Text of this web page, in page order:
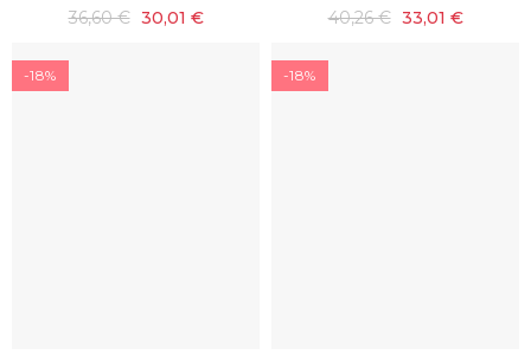
36,60 € 30,01 €
40,26 € 33,01 €
-18% -18%